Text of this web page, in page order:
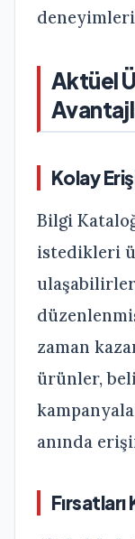
Aktüel
Kolay
Bilgi
istedikleri
zaman
ürünler,
anında